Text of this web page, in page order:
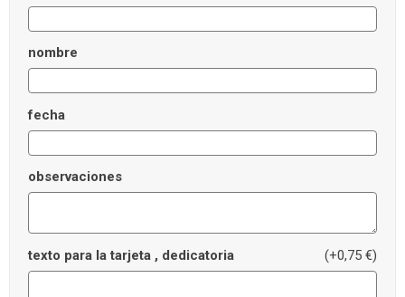
nombre
fecha
observaciones
texto para la tarjeta , dedicatoria (+0,75 €)